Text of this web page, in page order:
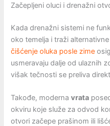
Začepljeni oluci i drenažni
Kada drenažni sistemi ne
oko temelja i traži
čišćenje oluka posle zime
usmeravaju dalje od ulaznih
višak tečnosti se preliva
Takođe, modernavrata
okviru koje služe za odvod
otvori začepe prašinom ili